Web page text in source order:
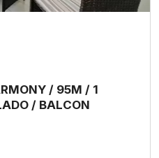
/ 95M / 1
/ BALCON